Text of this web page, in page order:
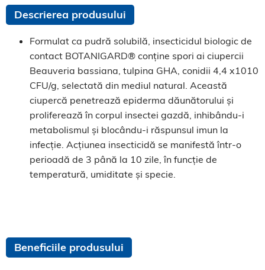
Descrierea produsului
Formulat ca pudră solubilă, insecticidul biologic de
contact BOTANIGARD® conține spori ai ciupercii
Beauveria bassiana, tulpina GHA, conidii 4,4 x1010
CFU/g, selectată din mediul natural. Această
ciupercă penetrează epiderma dăunătorului și
proliferează în corpul insectei gazdă, inhibându-i
metabolismul și blocându-i răspunsul imun la
infecție. Acțiunea insecticidă se manifestă într-o
perioadă de 3 până la 10 zile, în funcție de
temperatură, umiditate și specie.
Beneficiile produsului